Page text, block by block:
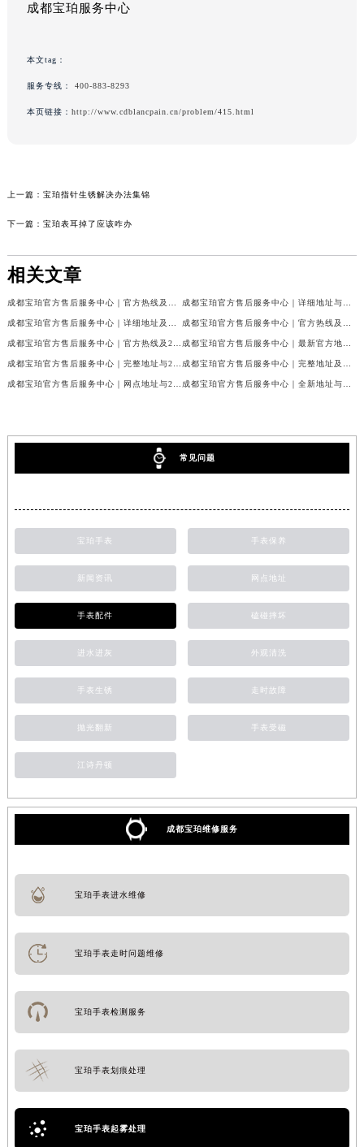
成都宝珀服务中心
本文tag：
服务专线： 400-883-8293
本页链接： http://www.cdblancpain.cn/problem/415.html
上一篇： 宝珀指针生锈解决办法集锦
下一篇： 宝珀表耳掉了应该咋办
相关文章
常见问题
宝珀手表 手表保养
新闻资讯 网点地址
手表配件 磕碰摔坏
进水进灰 外观清洗
手表生锈 走时故障
抛光翻新 手表受磁
江诗丹顿
成都宝珀维修服务
宝珀手表进水维修
宝珀手表走时问题维修
宝珀手表检测服务
宝珀手表划痕处理
宝珀手表起雾处理